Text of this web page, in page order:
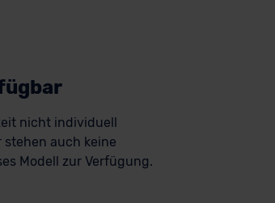
nicht individuell
auch keine
Modell zur Verfügung.